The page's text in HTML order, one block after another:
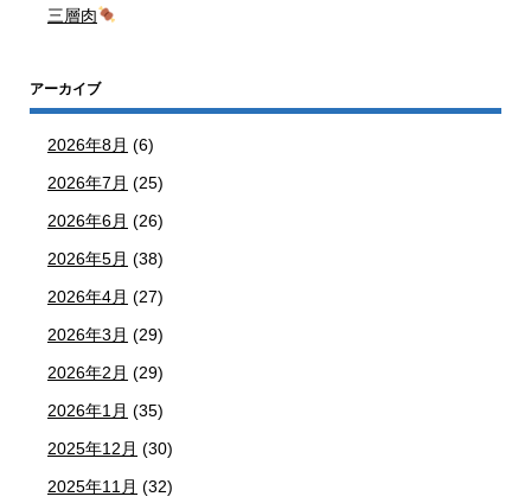
三層肉
アーカイブ
2026年8月 (6)
2026年7月 (25)
2026年6月 (26)
2026年5月 (38)
2026年4月 (27)
2026年3月 (29)
2026年2月 (29)
2026年1月 (35)
2025年12月 (30)
2025年11月 (32)